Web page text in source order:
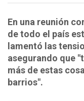
En una reunión
de todo el país
lamentó las
asegurando que
más de estas
barrios".